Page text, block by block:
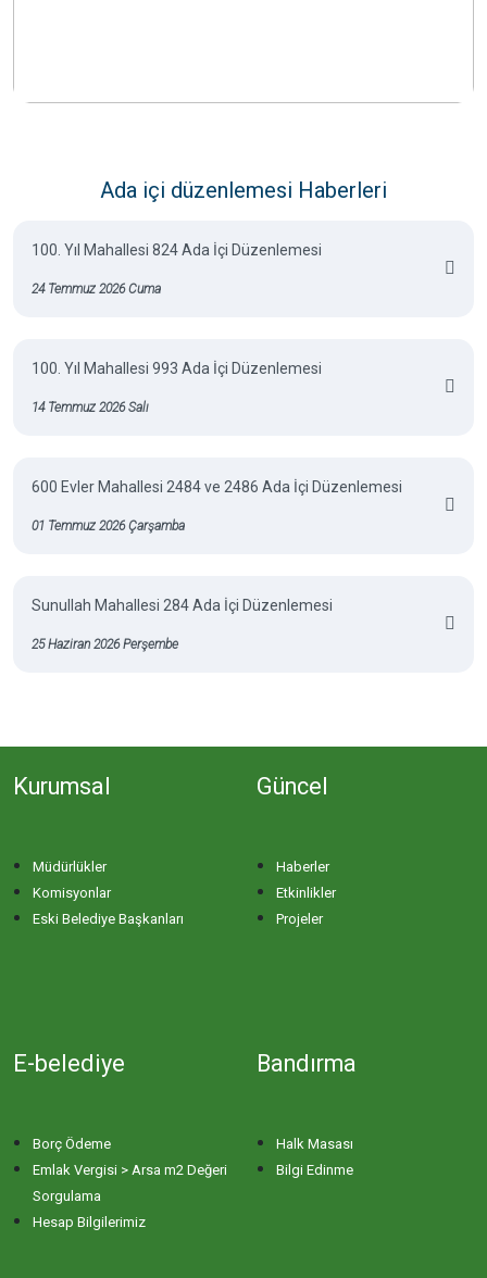
Ada içi düzenlemesi Haberleri
100. Yıl Mahallesi 824 Ada İçi Düzenlemesi
24 Temmuz 2026 Cuma
100. Yıl Mahallesi 993 Ada İçi Düzenlemesi
14 Temmuz 2026 Salı
600 Evler Mahallesi 2484 ve 2486 Ada İçi Düzenlemesi
01 Temmuz 2026 Çarşamba
Sunullah Mahallesi 284 Ada İçi Düzenlemesi
25 Haziran 2026 Perşembe
Kurumsal
Müdürlükler
Komisyonlar
Eski Belediye Başkanları
Güncel
Haberler
Etkinlikler
Projeler
E-belediye
Borç Ödeme
Emlak Vergisi > Arsa m2 Değeri
Sorgulama
Hesap Bilgilerimiz
Bandırma
Halk Masası
Bilgi Edinme